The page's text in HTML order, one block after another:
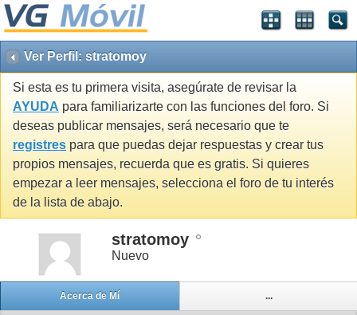
Ver Perfil: stratomoy
Si esta es tu primera visita, asegúrate de revisar la
AYUDA para familiarizarte con las funciones del foro. Si
deseas publicar mensajes, será necesario que te
registres para que puedas dejar respuestas y crear tus
propios mensajes, recuerda que es gratis. Si quieres
empezar a leer mensajes, selecciona el foro de tu interés
de la lista de abajo.
stratomoy
Nuevo
Acerca de Mí ...